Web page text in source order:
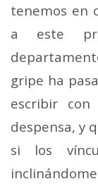
tenemos en
a este
gripe ha
escribir
despensa, y
si los